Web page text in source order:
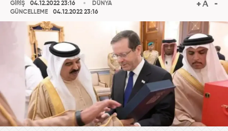
GİRİŞ
04.12.2022 23:16
GÜNCELLEME
04.12.2022 23:16
DÜNYA